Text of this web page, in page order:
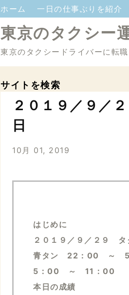
ホーム 一日の仕事ぶりを紹介
東京のタクシー
東京のタクシードライバーに転
サイトを検索
２０１９／９／
日
10月 01, 2019
はじめに
２０１９／９／２９ タ
青タン 22：00 ～ 5
5：00 ～ 11：00
本日の成績